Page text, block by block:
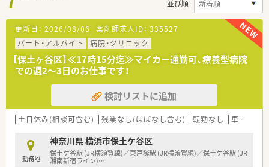
並び順
更新日： 2026/08/06 薬剤師求人ID： 335527
パート・アルバイト
病院・クリニック
【保土ヶ谷区】≪17時15分迄≫マイカー通勤可、療養型病院
での週2～3日のお仕事です！
検討リストに追加
土日休み(相談可含む) 残業なし(ほぼなし含む) 転勤なし 車通勤可
勤務地
神奈川県 横浜市保土ケ谷区
保土ケ谷駅 (JR横須賀線)／東戸塚駅 (JR横須賀線)／保土ケ谷駅 (JR
湘南新宿ライン)…